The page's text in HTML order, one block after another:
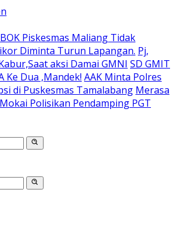
Piskesmas Maliang Tidak
Diminta Turun Lapangan. Pj,
aksi Damai GMNI SD GMIT
Ke Dua ,Mandek! AAK Minta Polres
di Puskesmas Tamalabang Merasa
Polisikan Pendamping PGT